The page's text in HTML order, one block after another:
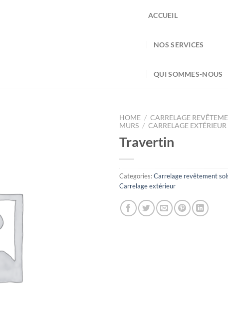
ACCUEIL
NOS SERVICES
QUI SOMMES-NOUS
HOME / CARRELAGE
MURS / CARRELAGE EXTÉRIEUR
Travertin
Categories:Carrelage revêtement
Carrelage extérieur